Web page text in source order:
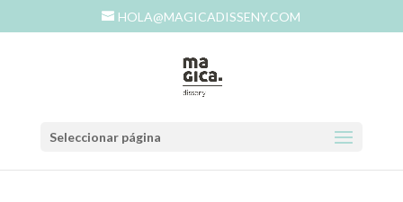
HOLA@MAGICADISSENY.COM
Seleccionar página